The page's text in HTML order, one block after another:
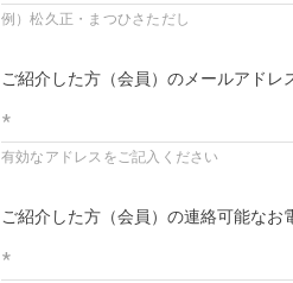
例）松久正・まつひさただし
ご紹介した方（会員）のメールアドレ
有効なアドレスをご記入ください
ご紹介した方（会員）の連絡可能なお